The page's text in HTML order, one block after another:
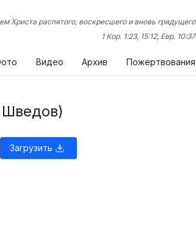
Христа распятого, воскресшего и вновь грядущего
1 Кор. 1:23, 15:12, Евр. 10:37
Видео Архив Пожертвования
Шведов)
Загрузить